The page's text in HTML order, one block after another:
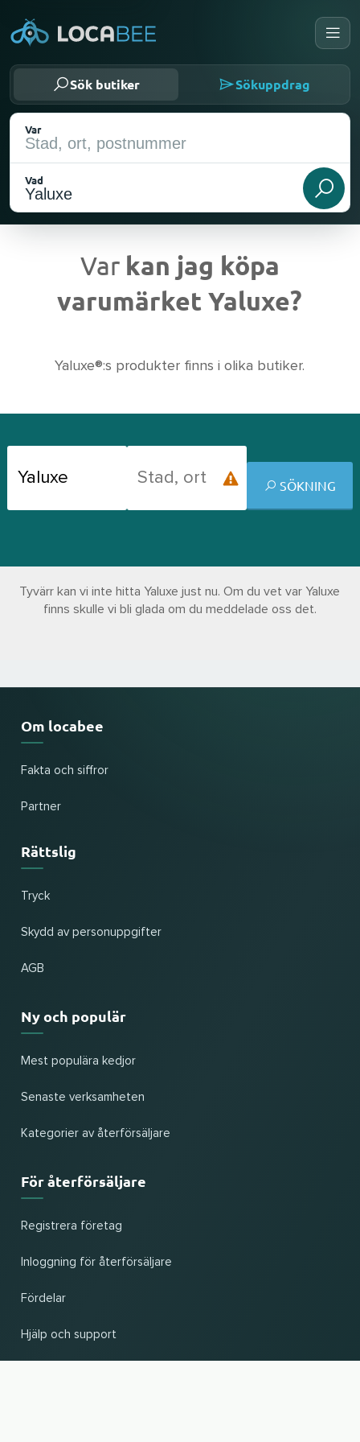
Sök butiker Sökuppdrag
Var
Vad
Nuvarande plats
Var kan jag köpa
varumärket Yaluxe?
Yaluxe®:s produkter finns i olika butiker.
SÖKNING
Tyvärr kan vi inte hitta Yaluxe just nu. Om du vet var Yaluxe
finns skulle vi bli glada om du meddelade oss det.
Om locabee
Fakta och siffror
Partner
Rättslig
Tryck
Skydd av personuppgifter
AGB
Ny och populär
Mest populära kedjor
Senaste verksamheten
Kategorier av återförsäljare
För återförsäljare
Registrera företag
Inloggning för återförsäljare
Fördelar
Hjälp och support